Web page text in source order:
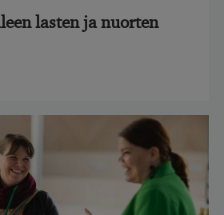
lasten ja nuorten